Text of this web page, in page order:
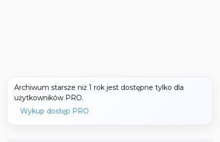
Archiwum starsze niż 1 rok jest dostępne tylko dla
użytkowników PRO.
Wykup dostęp PRO